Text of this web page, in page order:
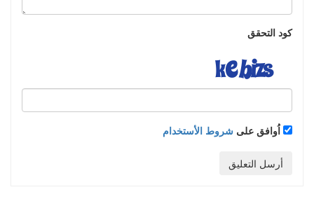
كود التحقق
اُوافق على شروط الأستخدام
أرسل التعليق